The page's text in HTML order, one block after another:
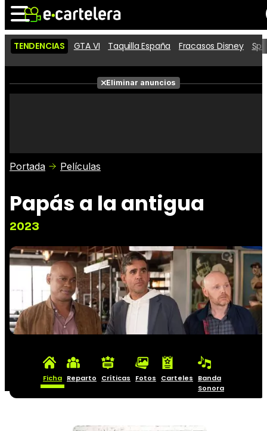
Noticias Cartelera
Películas
Críticas
TENDENCIAS GTA VI Taquilla España Fracasos Disney
Eliminar anuncios
Portada Películas
Papás a la antigua
2023
Ficha Reparto Críticas Fotos Carteles
Banda
Sonora